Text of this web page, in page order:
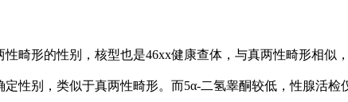
形的性别，核型也是46xx健康查体，与真两性畸形相似
别，类似于真两性畸形。而5α-二氢睾酮较低，性腺活检